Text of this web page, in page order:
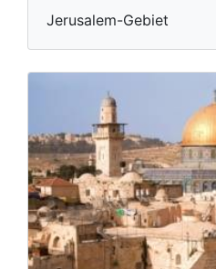
Jerusalem-Gebiet